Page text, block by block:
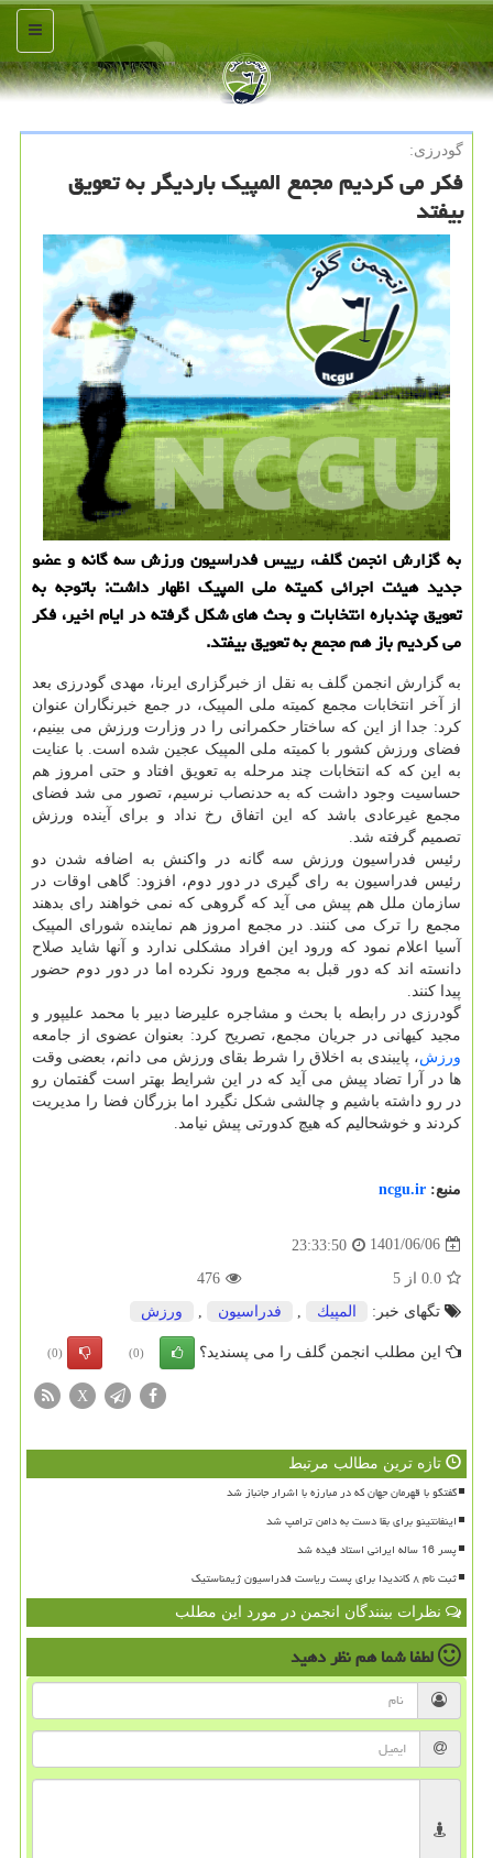
منو
گودرزی:
فکر می کردیم مجمع المپیک باردیگر به تعویق
بیفتد
به گزارش انجمن گلف، رییس فدراسیون ورزش سه گانه و عضو
جدید هیئت اجرائی کمیته ملی المپیک اظهار داشت: باتوجه به
تعویق چندباره انتخابات و بحث های شکل گرفته در ایام اخیر، فکر
می کردیم باز هم مجمع به تعویق بیفتد.
به گزارش انجمن گلف به نقل از خبرگزاری ایرنا، مهدی گودرزی بعد
از آخر انتخابات مجمع کمیته ملی المپیک، در جمع خبرنگاران عنوان
کرد: جدا از این که ساختار حکمرانی را در وزارت ورزش می بینیم،
فضای ورزش کشور با کمیته ملی المپیک عجین شده است. با عنایت
به این که که انتخابات چند مرحله به تعویق افتاد و حتی امروز هم
حساسیت وجود داشت که به حدنصاب نرسیم، تصور می شد فضای
مجمع غیرعادی باشد که این اتفاق رخ نداد و برای آینده ورزش
تصمیم گرفته شد.
رئیس فدراسیون ورزش سه گانه در واکنش به اضافه شدن دو
رئیس فدراسیون به رای گیری در دور دوم، افزود: گاهی اوقات در
سازمان ملل هم پیش می آید که گروهی که نمی خواهند رای بدهند
مجمع را ترک می کنند. در مجمع امروز هم نماینده شورای المپیک
آسیا اعلام نمود که ورود این افراد مشکلی ندارد و آنها شاید صلاح
دانسته اند که دور قبل به مجمع ورود نکرده اما در دور دوم حضور
پیدا کنند.
گودرزی در رابطه با بحث و مشاجره علیرضا دبیر با محمد علیپور و
مجید کیهانی در جریان مجمع، تصریح کرد: بعنوان عضوی از جامعه
ورزش، پایبندی به اخلاق را شرط بقای ورزش می دانم، بعضی وقت
ها در آرا تضاد پیش می آید که در این شرایط بهتر است گفتمان رو
در رو داشته باشیم و چالشی شکل نگیرد اما بزرگان فضا را مدیریت
کردند و خوشحالیم که هیچ کدورتی پیش نیامد.
منبع: ncgu.ir
1401/06/06
23:33:50
0.0 از 5
476
تگهای خبر:
المپیك فدراسیون ورزش
این مطلب انجمن گلف را می پسندید؟ (0)
(0)
X
تازه ترین مطالب مرتبط
گفتگو با قهرمان جهان که در مبارزه با اشرار جانباز شد
اینفانتینو برای بقا دست به دامن ترامپ شد
پسر 16 ساله ایرانی استاد فیده شد
ثبت نام ۸ کاندیدا برای پست ریاست فدراسیون ژیمناستیک
نظرات بینندگان انجمن در مورد این مطلب
لطفا شما همنظر دهید